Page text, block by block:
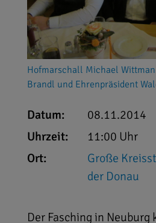
Hofmarschall Michael
Brandl und Ehrenpräsident
Datum:
08.11.2014
Uhrzeit:
11:00 Uhr
Ort:
Große
der Donau
Der Fasching in Neuburg